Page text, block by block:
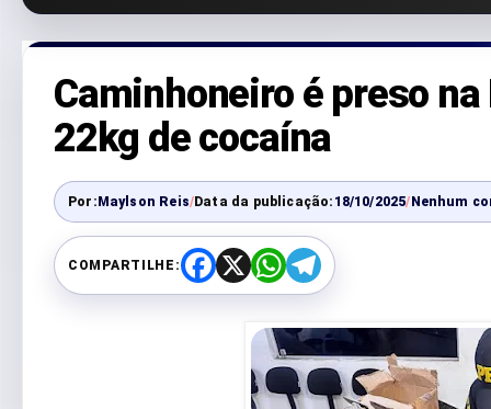
Caminhoneiro é preso
22kg de cocaína
Por:Maylson Reis/Data da publicação: 18/10/2025/Nenhum
COMPARTILHE:
F
a
X
W
h
t
s
A
p
p
T
e
e
g
r
a
m